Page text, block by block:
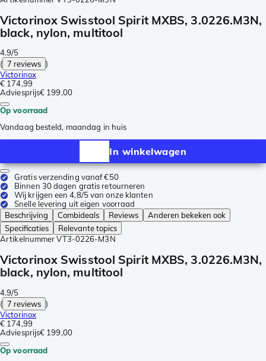
Victorinox Swisstool Spirit MXBS, 3.0226.M3N,
black, nylon, multitool
4.9/5
( 7 reviews )
Victorinox
€ 174,99
Adviesprijs€ 199,00
Op voorraad
Vandaag besteld, maandag in huis
In winkelwagen
Gratis verzending vanaf €50
Binnen 30 dagen gratis retourneren
Wij krijgen een 4,8/5 van onze klanten
Snelle levering uit eigen voorraad
Beschrijving
Combideals Reviews
Anderen bekeken ook
Specificaties
Relevante topics
Artikelnummer VT3-0226-M3N
Victorinox Swisstool Spirit MXBS, 3.0226.M3N,
black, nylon, multitool
4.9/5
( 7 reviews )
Victorinox
€ 174,99
Adviesprijs€ 199,00
Op voorraad